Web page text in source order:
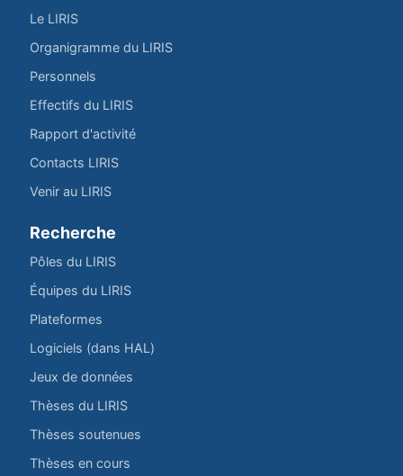
Le LIRIS
Organigramme du LIRIS
Personnels
Effectifs du LIRIS
Rapport d'activité
Contacts LIRIS
Venir au LIRIS
Recherche
Pôles du LIRIS
Équipes du LIRIS
Plateformes
Logiciels (dans HAL)
Jeux de données
Thèses du LIRIS
Thèses soutenues
Thèses en cours